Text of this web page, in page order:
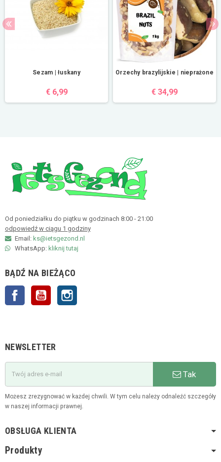
Sezam | łuskany
€ 6,99
Orzechy brazylijskie | nieprażone
€ 34,99
Od poniedziałku do piątku w godzinach 8:00 - 21:00
odpowiedź w ciągu 1 godziny
Email: ks@ietsgezond.nl
WhatsApp: kliknij tutaj
BĄDŹ NA BIEŻĄCO
Facebook YouTube
NEWSLETTER
Tak
Możesz zrezygnować w każdej chwili. W tym celu należy odnaleźć szczegóły
w naszej informacji prawnej.
OBSŁUGA KLIENTA
Produkty